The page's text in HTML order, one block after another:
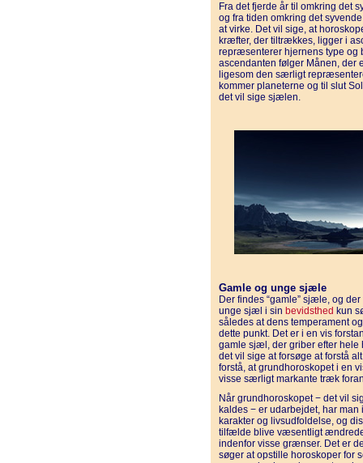
Fra det fjerde år til omkring det
og fra tiden omkring det
at virke. Det vil sige, at
kræfter, der tiltrækkes, ligger i
repræsenterer hjernens type og
ascendanten følger Månen,
ligesom den særligt
kommer planeterne og til slut
det vil sige sjælen.
Gamle og unge sjæle
Der findes “gamle” sjæle, og
unge sjæl i sin bevidsthed kun
således at dens temperament
dette punkt. Det er i en vis
gamle sjæl, der griber efter hele
det vil sige at forsøge at forstå
forstå, at grundhoroskopet i en
visse særligt markante træk
Når grundhoroskopet − det vil
kaldes − er udarbejdet, har
karakter og livsudfoldelse, og
tilfælde blive væsentligt
indenfor visse grænser. Det er
søger at opstille horoskoper for